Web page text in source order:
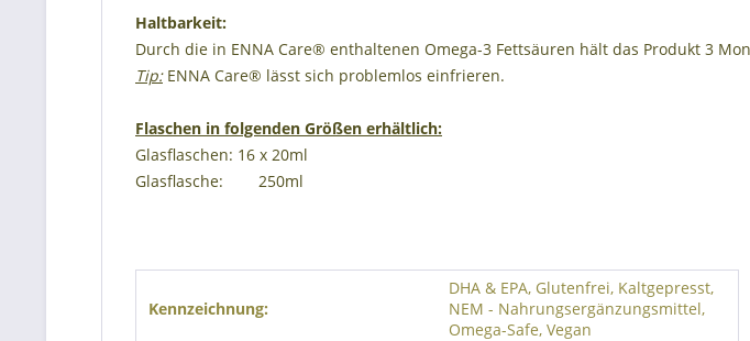
Haltbarkeit:
Durch die in ENNA Care® enthaltenen Omega-3 Fettsäuren hält das Produkt 3
Tip:ENNA Care® lässt sich problemlos einfrieren.
Flaschen in folgenden Größen erhältlich:
Glasflaschen: 16 x 20ml
Glasflasche: 250ml
Kennzeichnung:
DHA & EPA, Glutenfrei, Kaltgepresst,
NEM - Nahrungsergänzungsmittel,
Omega-Safe, Vegan